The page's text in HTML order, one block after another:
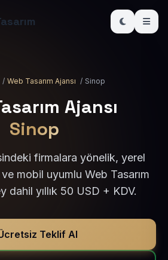
/ Web Tasarım Ajansı / Sinop
Ajansı
Sinop
firmalara yönelik, yerel
mobil uyumlu Web Tasarım
dahil yıllık 50 USD + KDV.
Teklif Al